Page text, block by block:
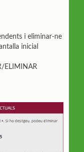
i eliminar-ne
inicial
ELIMINAR